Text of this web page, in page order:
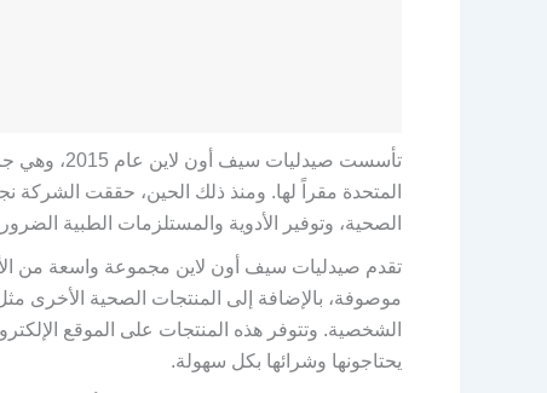
تأسست
المتحدة مقراً لها. ومنذ ذلك الحين، حققت الشركة
الصحية، وتوفير الأدوية والمستلزمات الطبية
تقدم صيدليات سيف أون لاين مجموعة واسعة من
موصوفة، بالإضافة إلى المنتجات الصحية الأخرى مثل
الشخصية. وتتوفر هذه المنتجات على الموقع
يحتاجونها وشرائها بكل سهولة.